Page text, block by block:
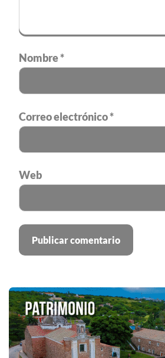
Nombre*
Correo electrónico*
Web